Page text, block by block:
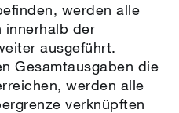
werden alle
innerhalb der
ausgeführt.
Gesamtausgaben die
werden alle
verknüpften